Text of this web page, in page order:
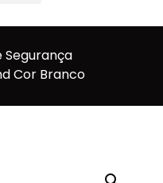
Segurança
Cor Branco